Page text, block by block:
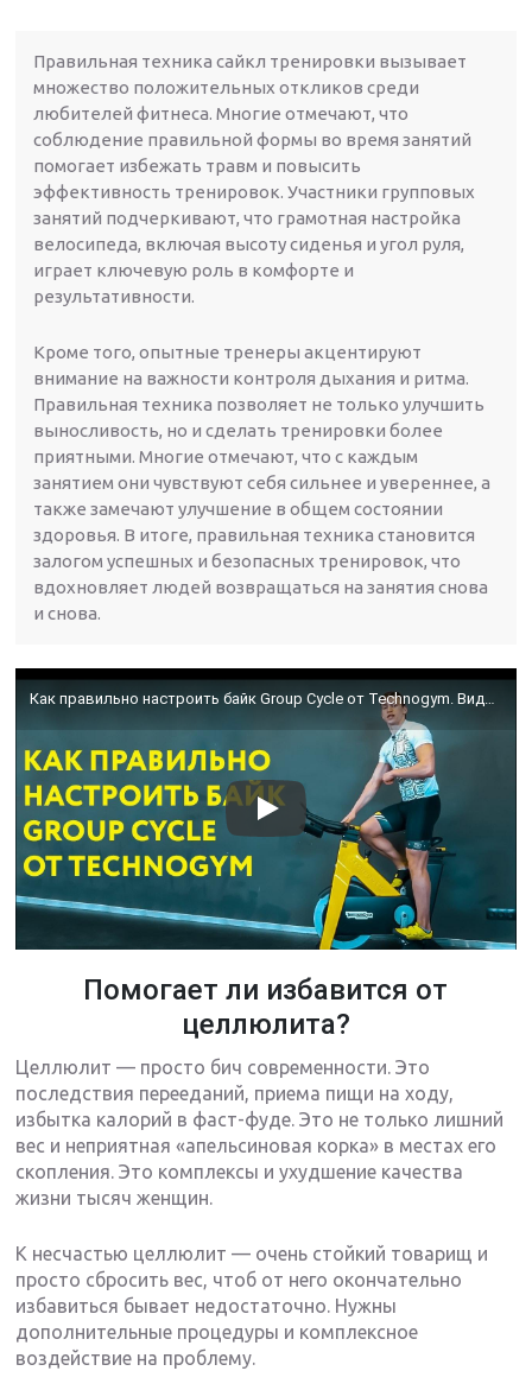
Правильная техника сайкл тренировки вызывает
множество положительных откликов среди
любителей фитнеса. Многие отмечают, что
соблюдение правильной формы во время занятий
помогает избежать травм и повысить
эффективность тренировок. Участники групповых
занятий подчеркивают, что грамотная настройка
велосипеда, включая высоту сиденья и угол руля,
играет ключевую роль в комфорте и
результативности.
Кроме того, опытные тренеры акцентируют
внимание на важности контроля дыхания и ритма.
Правильная техника позволяет не только улучшить
выносливость, но и сделать тренировки более
приятными. Многие отмечают, что с каждым
занятием они чувствуют себя сильнее и увереннее, а
также замечают улучшение в общем состоянии
здоровья. В итоге, правильная техника становится
залогом успешных и безопасных тренировок, что
вдохновляет людей возвращаться на занятия снова
и снова.
Помогает ли избавится от
целлюлита?
Целлюлит — просто бич современности. Это
последствия перееданий, приема пищи на ходу,
избытка калорий в фаст-фуде. Это не только лишний
вес и неприятная «апельсиновая корка» в местах его
скопления. Это комплексы и ухудшение качества
жизни тысяч женщин.
К несчастью целлюлит — очень стойкий товарищ и
просто сбросить вес, чтоб от него окончательно
избавиться бывает недостаточно. Нужны
дополнительные процедуры и комплексное
воздействие на проблему.